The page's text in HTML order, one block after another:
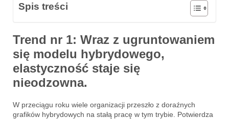
Spis treści
Trend nr 1: Wraz z ugruntowaniem
się modelu hybrydowego,
elastyczność staje się
nieodzowna.
W przeciągu roku wiele organizacji przeszło z doraźnych
grafików hybrydowych na stałą pracę w tym trybie. Potwierdza